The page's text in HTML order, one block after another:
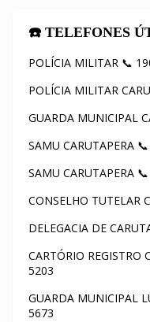
☎️ TELEFONES
POLÍCIA MILITAR 📞
POLÍCIA MILITAR
GUARDA MUNICIPAL
SAMU CARUTAPERA
SAMU CARUTAPERA
CONSELHO TUTELAR
DELEGACIA DE
CARTÓRIO REGISTRO
5203
GUARDA MUNICIPAL
5673